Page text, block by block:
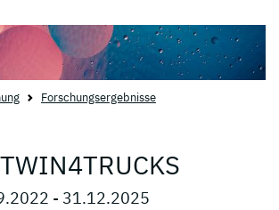
Forschungsergebnisse
- 31.12.2025